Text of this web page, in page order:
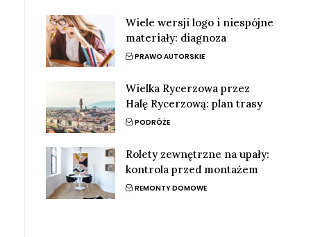
Wiele wersji logo i niespójne
materiały: diagnoza
PRAWO AUTORSKIE
Wielka Rycerzowa przez
Halę Rycerzową: plan trasy
PODRÓŻE
Rolety zewnętrzne na upały:
kontrola przed montażem
REMONTY DOMOWE